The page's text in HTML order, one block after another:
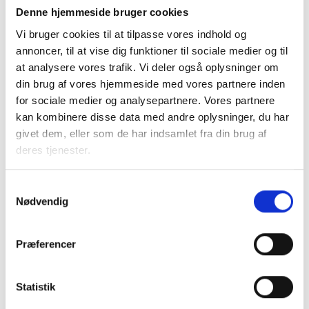
Denne hjemmeside bruger cookies
Vi bruger cookies til at tilpasse vores indhold og
annoncer, til at vise dig funktioner til sociale medier og til
at analysere vores trafik. Vi deler også oplysninger om
din brug af vores hjemmeside med vores partnere inden
for sociale medier og analysepartnere. Vores partnere
kan kombinere disse data med andre oplysninger, du har
givet dem, eller som de har indsamlet fra din brug af
deres tjenester.
Nødvendig
Præferencer
Statistik
Note: 30-59 årige primo 2019.
registerdata.
aldersafgrænsningen i uddannelseskriteriet også har
Læs analysen